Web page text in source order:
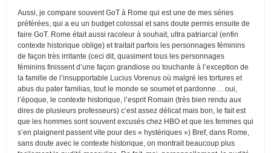
Aussi, je compare souvent GoT à Rome qui est une de mes séries
préférées, qui a eu un budget colossal et sans doute permis ensuite de
faire GoT. Rome était aussi racoleur à souhait, ultra patriarcal (enfin
contexte historique oblige) et traitait parfois les personnages féminins
de façon très irritante (ceci dit, quasiment tous les personnages
féminins finissent d’une façon grandiose ou touchante à l’exception de
la famille de l’insupportable Lucius Vorenus où malgré les tortures et
abus du pater familias, tout le monde se soumet et pardonne… oui,
l’époque, le contexte historique, l’esprit Romain (très bien rendu aux
dires de plusieurs professeurs) c’est assez délicat mais bon, le fait est
que les hommes sont souvent excusés chez HBO et que les femmes qui
s’en plaignent passent vite pour des « hystériques ») Bref, dans Rome,
sans doute avec le contexte historique, on montrait beaucoup plus